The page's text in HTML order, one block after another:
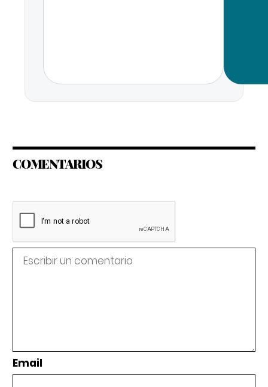
COMENTARIOS
Email